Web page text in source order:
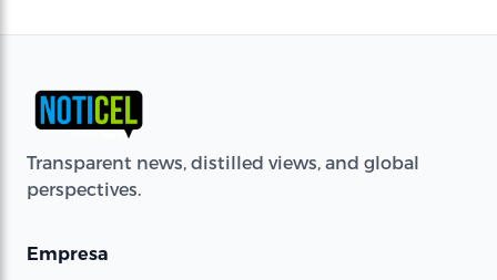
Transparent news, distilled views, and global
perspectives.
Empresa